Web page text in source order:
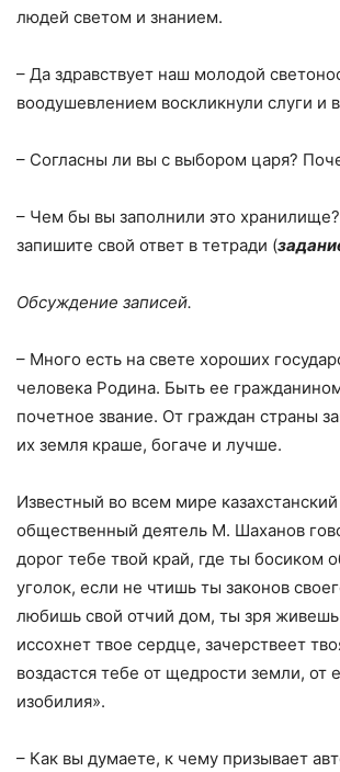
людей светом и знанием.
– Да здравствует наш молодой
воодушевлением воскликнули слуги и
– Согласны ли вы с выбором царя?
– Чем бы вы заполнили это
запишите свой ответ в тетради (
Обсуждение записей.
– Много есть на свете хороших
человека Родина. Быть ее
почетное звание. От граждан страны
их земля краше, богаче и лучше.
Известный во всем мире
общественный деятель М. Шаханов
дорог тебе твой край, где ты босиком
уголок, если не чтишь ты законов
любишь свой отчий дом, ты зря живешь
иссохнет твое сердце, зачерствеет
воздастся тебе от щедрости земли, от
изобилия».
– Как вы думаете, к чему призывает